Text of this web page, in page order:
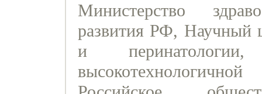
Министерство
развития РФ, Научный
и перинатологии,